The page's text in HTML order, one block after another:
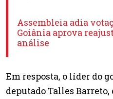
Assembleia adia
Goiânia aprova
análise
Em resposta, o líder do
deputado Talles